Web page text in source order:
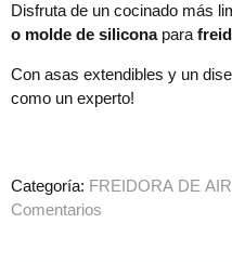
Disfruta de un cocinado más
o molde de silicona para
Con asas extendibles y un
como un experto!
Categoría: FREIDORA DE
Comentarios